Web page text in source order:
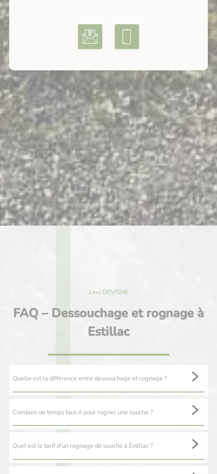
Levi DEVIGNE
FAQ – Dessouchage et rognage à
Estillac
Quelle est la différence entre dessouchage et rognage ?
Le dessouchage consiste à extraire complètement la souche et les
racines, tandis que le rognage les réduit en copeaux sous le niveau
Combien de temps faut-il pour rogner une souche ?
rognage d’une souche
rapide : comptez entre 1 heure et 3 heures selon la taille et
l’espèce. C’est une intervention rapide qui perturbe peu votre
quotidien.
Quel est le tarif d'un rognage de souche à Estillac ?
Le prix du rognage de souche est principalement basé sur le